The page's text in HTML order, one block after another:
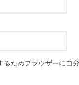
るためブラウザーに自